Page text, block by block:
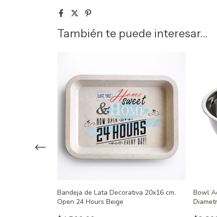
También te puede interesar...
Bandeja de Lata Decorativa 20x16 cm.
Open 24 Hours Beige
Bowl